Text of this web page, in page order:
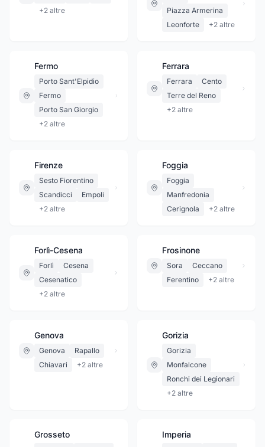
+2 altre
Piazza Armerina
Leonforte
+2 altre
Fermo
Porto Sant'Elpidio
Fermo
Porto San Giorgio
+2 altre
Ferrara
Ferrara
Cento
Terre del Reno
+2 altre
Firenze
Sesto Fiorentino
Scandicci
Empoli
+2 altre
Foggia
Foggia
Manfredonia
Cerignola
+2 altre
Forlì-Cesena
Forlì
Cesena
Cesenatico
+2 altre
Frosinone
Sora
Ceccano
Ferentino
+2 altre
Genova
Genova
Rapallo
Chiavari
+2 altre
Gorizia
Gorizia
Monfalcone
Ronchi dei Legionari
+2 altre
Grosseto Imperia